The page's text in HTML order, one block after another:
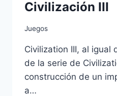
Civilización III
Juegos
Civilization III, al igual
de la serie de
construcción de un
a…